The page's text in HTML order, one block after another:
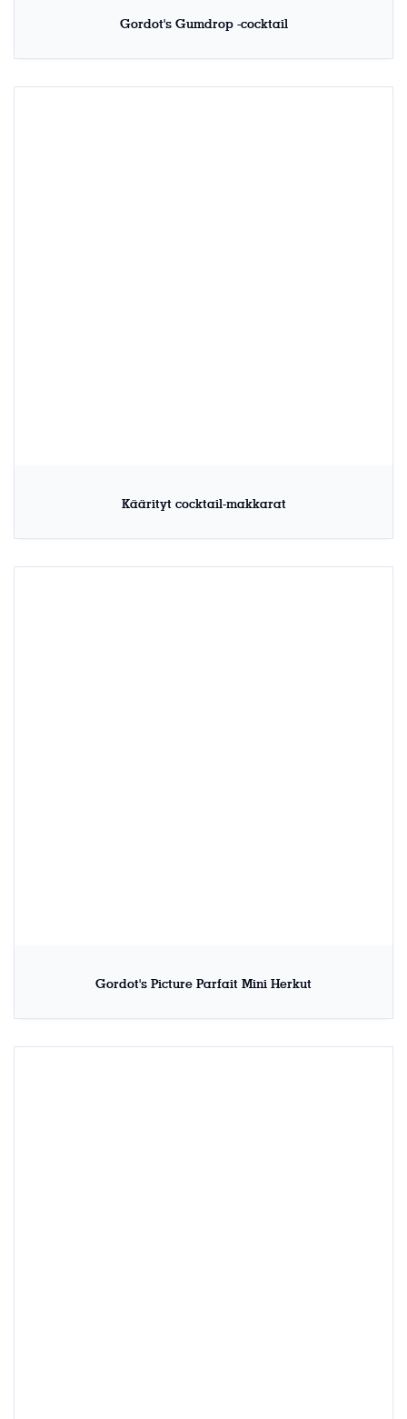
Gordot's Gumdrop -cocktail
Käärityt cocktail-makkarat
Gordot's Picture Parfait Mini Herkut